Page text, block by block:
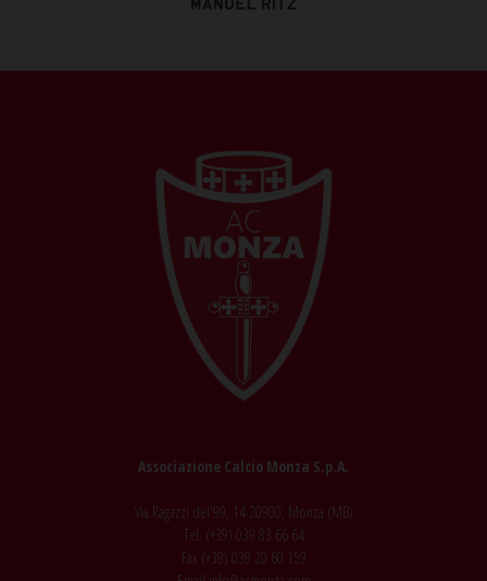
Associazione Calcio Monza S.p.A.
Via Ragazzi del'99, 14 20900, Monza (MB)
Tel. (+39) 039 83 66 64
Fax (+39) 039 20 60 159